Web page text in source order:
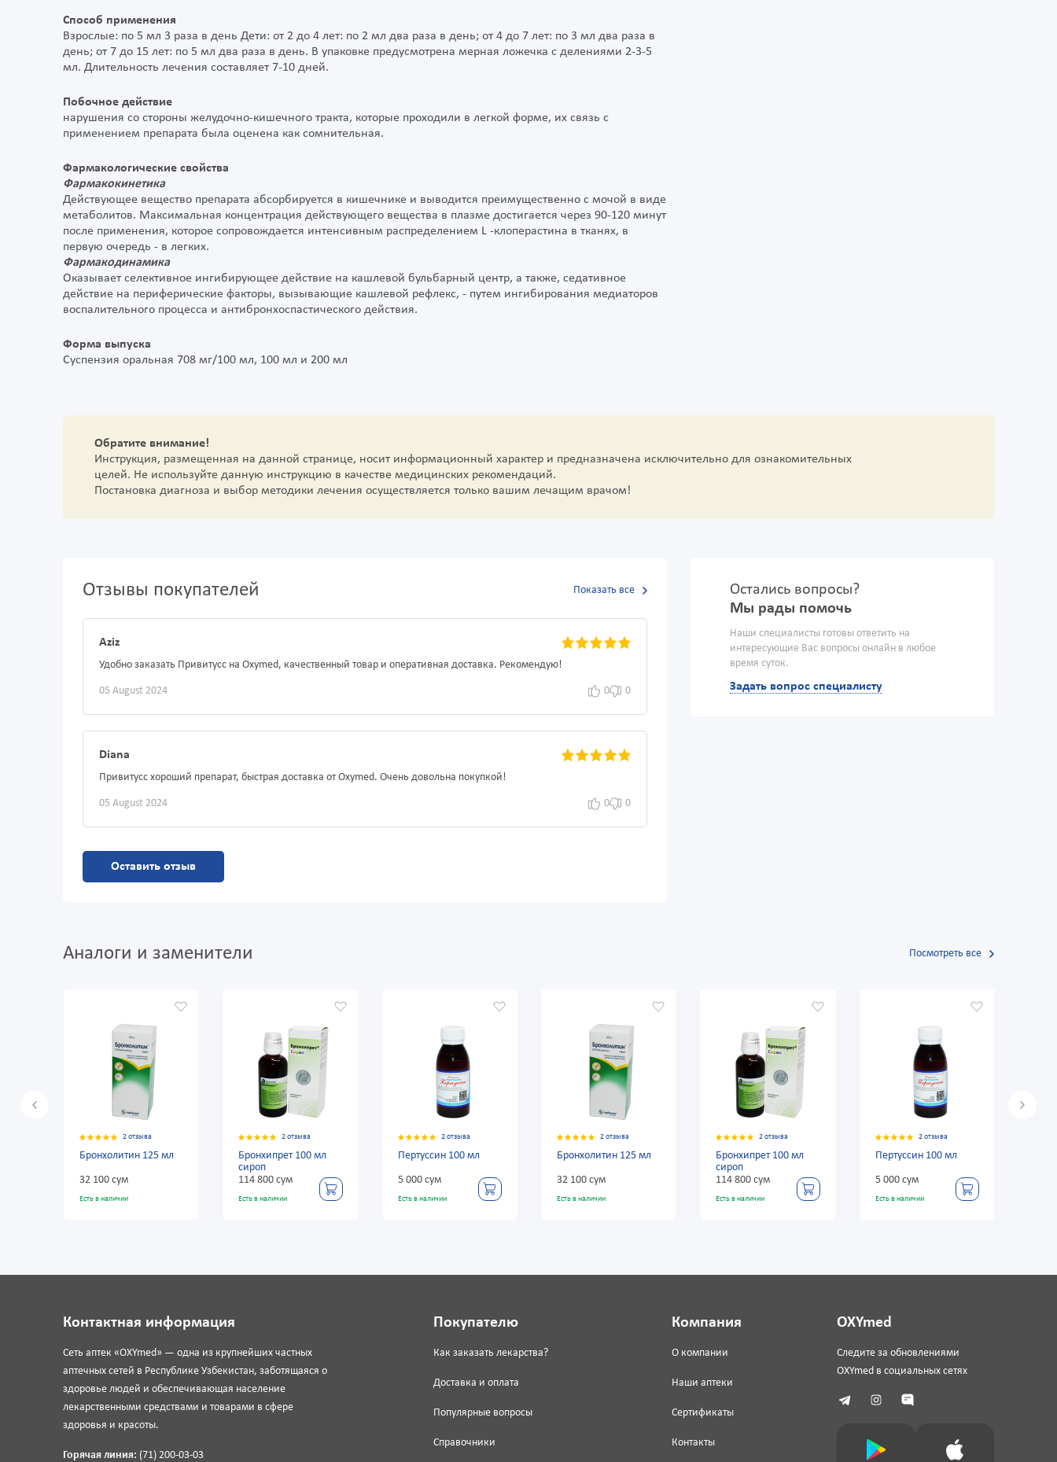
Способ применения
Взрослые: по 5 мл 3 раза в день Дети: от 2 до 4 лет: по 2 мл два раза в день; от 4 до 7 лет: по 3 мл два раза в
день; от 7 до 15 лет: по 5 мл два раза в день. В упаковке предусмотрена мерная ложечка с делениями 2-3-5
мл. Длительность лечения составляет 7-10 дней.
Побочное действие
нарушения со стороны желудочно-кишечного тракта, которые проходили в легкой форме, их связь с
применением препарата была оценена как сомнительная.
Фармакологические свойства
Фармакокинетика
Действующее вещество препарата абсорбируется в кишечнике и выводится преимущественно с мочой в виде
метаболитов. Максимальная концентрация действующего вещества в плазме достигается через 90-120 минут
после применения, которое сопровождается интенсивным распределением L -клоперастина в тканях, в
первую очередь - в легких.
Фармакодинамика
Оказывает селективное ингибирующее действие на кашлевой бульбарный центр, а также, седативное
действие на периферические факторы, вызывающие кашлевой рефлекс, - путем ингибирования медиаторов
воспалительного процесса и антибронхоспастического действия.
Форма выпуска
Суспензия оральная 708 мг/100 мл, 100 мл и 200 мл
Обратите внимание!
Инструкция, размещенная на данной странице, носит информационный характер и предназначена исключительно для ознакомительных
целей. Не используйте данную инструкцию в качестве медицинских рекомендаций.
Постановка диагноза и выбор методики лечения осуществляется только вашим лечащим врачом!
Отзывы покупателей Показать все
Aziz
Удобно заказать Привитусс на Oxymed, качественный товар и оперативная доставка. Рекомендую!
05 August 2024 0 0
Diana
Привитусс хороший препарат, быстрая доставка от Oxymed. Очень довольна покупкой!
05 August 2024 0 0
Оставить отзыв
Остались вопросы?
Мы рады помочь
Наши специалисты готовы ответить на
интересующие Вас вопросы онлайн в любое
время суток.
Задать вопрос специалисту
Аналоги и заменители Посмотреть все
Бронхипрет 100 мл
114 800 сум
Есть в наличии
Пертуссин 100 мл
5 000 сум
Есть в наличии
Бронхолитин 125 мл
32 100 сум
Есть в наличии
Бронхипрет 100 мл
114 800 сум
Есть в наличии
Пертуссин 100 мл
5 000 сум
Есть в наличии
Бронхолитин 125 мл
32 100 сум
Есть в наличии
Контактная информация
Сеть аптек «OXYmed» — одна из крупнейших частных
аптечных сетей в Республике Узбекистан, заботящаяся о
здоровье людей и обеспечивающая население
лекарственными средствами и товарами в сфере
здоровья и красоты.
Горячая линия: (71) 200-03-03
Покупателю
Как заказать лекарства?
Доставка и оплата
Популярные вопросы
Справочники
Компания
О компании
Наши аптеки
Сертификаты
Контакты
OXYmed
Следите за обновлениями
OXYmed в социальных сетях